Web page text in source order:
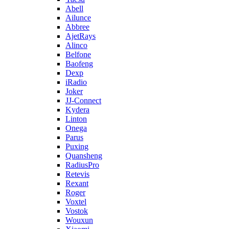
Abell
Ailunce
Abbree
AjetRays
Alinco
Belfone
Baofeng
Dexp
iRadio
Joker
JJ-Connect
Kydera
Linton
Onega
Parus
Puxing
Quansheng
RadiusPro
Retevis
Rexant
Roger
Voxtel
Vostok
Wouxun